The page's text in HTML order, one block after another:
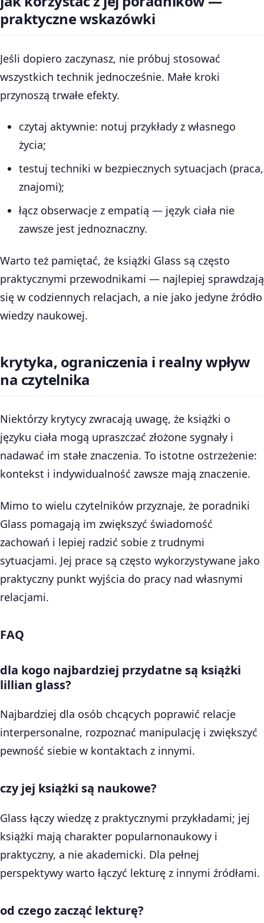
praktyczne wskazówki
Jeśli dopiero zaczynasz, nie próbuj stosować
wszystkich technik jednocześnie. Małe kroki
przynoszą trwałe efekty.
czytaj aktywnie: notuj przykłady z własnego
życia;
testuj techniki w bezpiecznych sytuacjach (praca,
znajomi);
łącz obserwacje z empatią — język ciała nie
zawsze jest jednoznaczny.
Warto też pamiętać, że książki Glass są często
praktycznymi przewodnikami — najlepiej sprawdzają
się w codziennych relacjach, a nie jako jedyne źródło
wiedzy naukowej.
krytyka, ograniczenia i realny wpływ
na czytelnika
Niektórzy krytycy zwracają uwagę, że książki o
języku ciała mogą upraszczać złożone sygnały i
nadawać im stałe znaczenia. To istotne ostrzeżenie:
kontekst i indywidualność zawsze mają znaczenie.
Mimo to wielu czytelników przyznaje, że poradniki
Glass pomagają im zwiększyć świadomość
zachowań i lepiej radzić sobie z trudnymi
sytuacjami. Jej prace są często wykorzystywane jako
praktyczny punkt wyjścia do pracy nad własnymi
relacjami.
FAQ
dla kogo najbardziej przydatne są książki
lillian glass?
Najbardziej dla osób chcących poprawić relacje
interpersonalne, rozpoznać manipulację i zwiększyć
pewność siebie w kontaktach z innymi.
czy jej książki są naukowe?
Glass łączy wiedzę z praktycznymi przykładami; jej
książki mają charakter popularnonaukowy i
praktyczny, a nie akademicki. Dla pełnej
perspektywy warto łączyć lekturę z innymi źródłami.
od czego zacząć lekturę?